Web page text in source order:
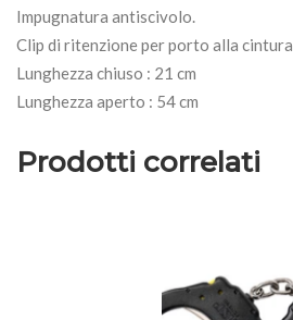
Impugnatura antiscivolo.
Clip di ritenzione per porto alla cintura
Lunghezza chiuso : 21 cm
Lunghezza aperto : 54 cm
Prodotti correlati